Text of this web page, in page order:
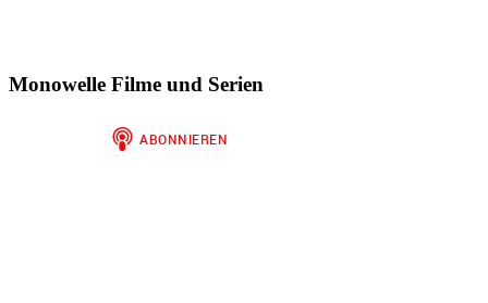
Monowelle Filme und Serien